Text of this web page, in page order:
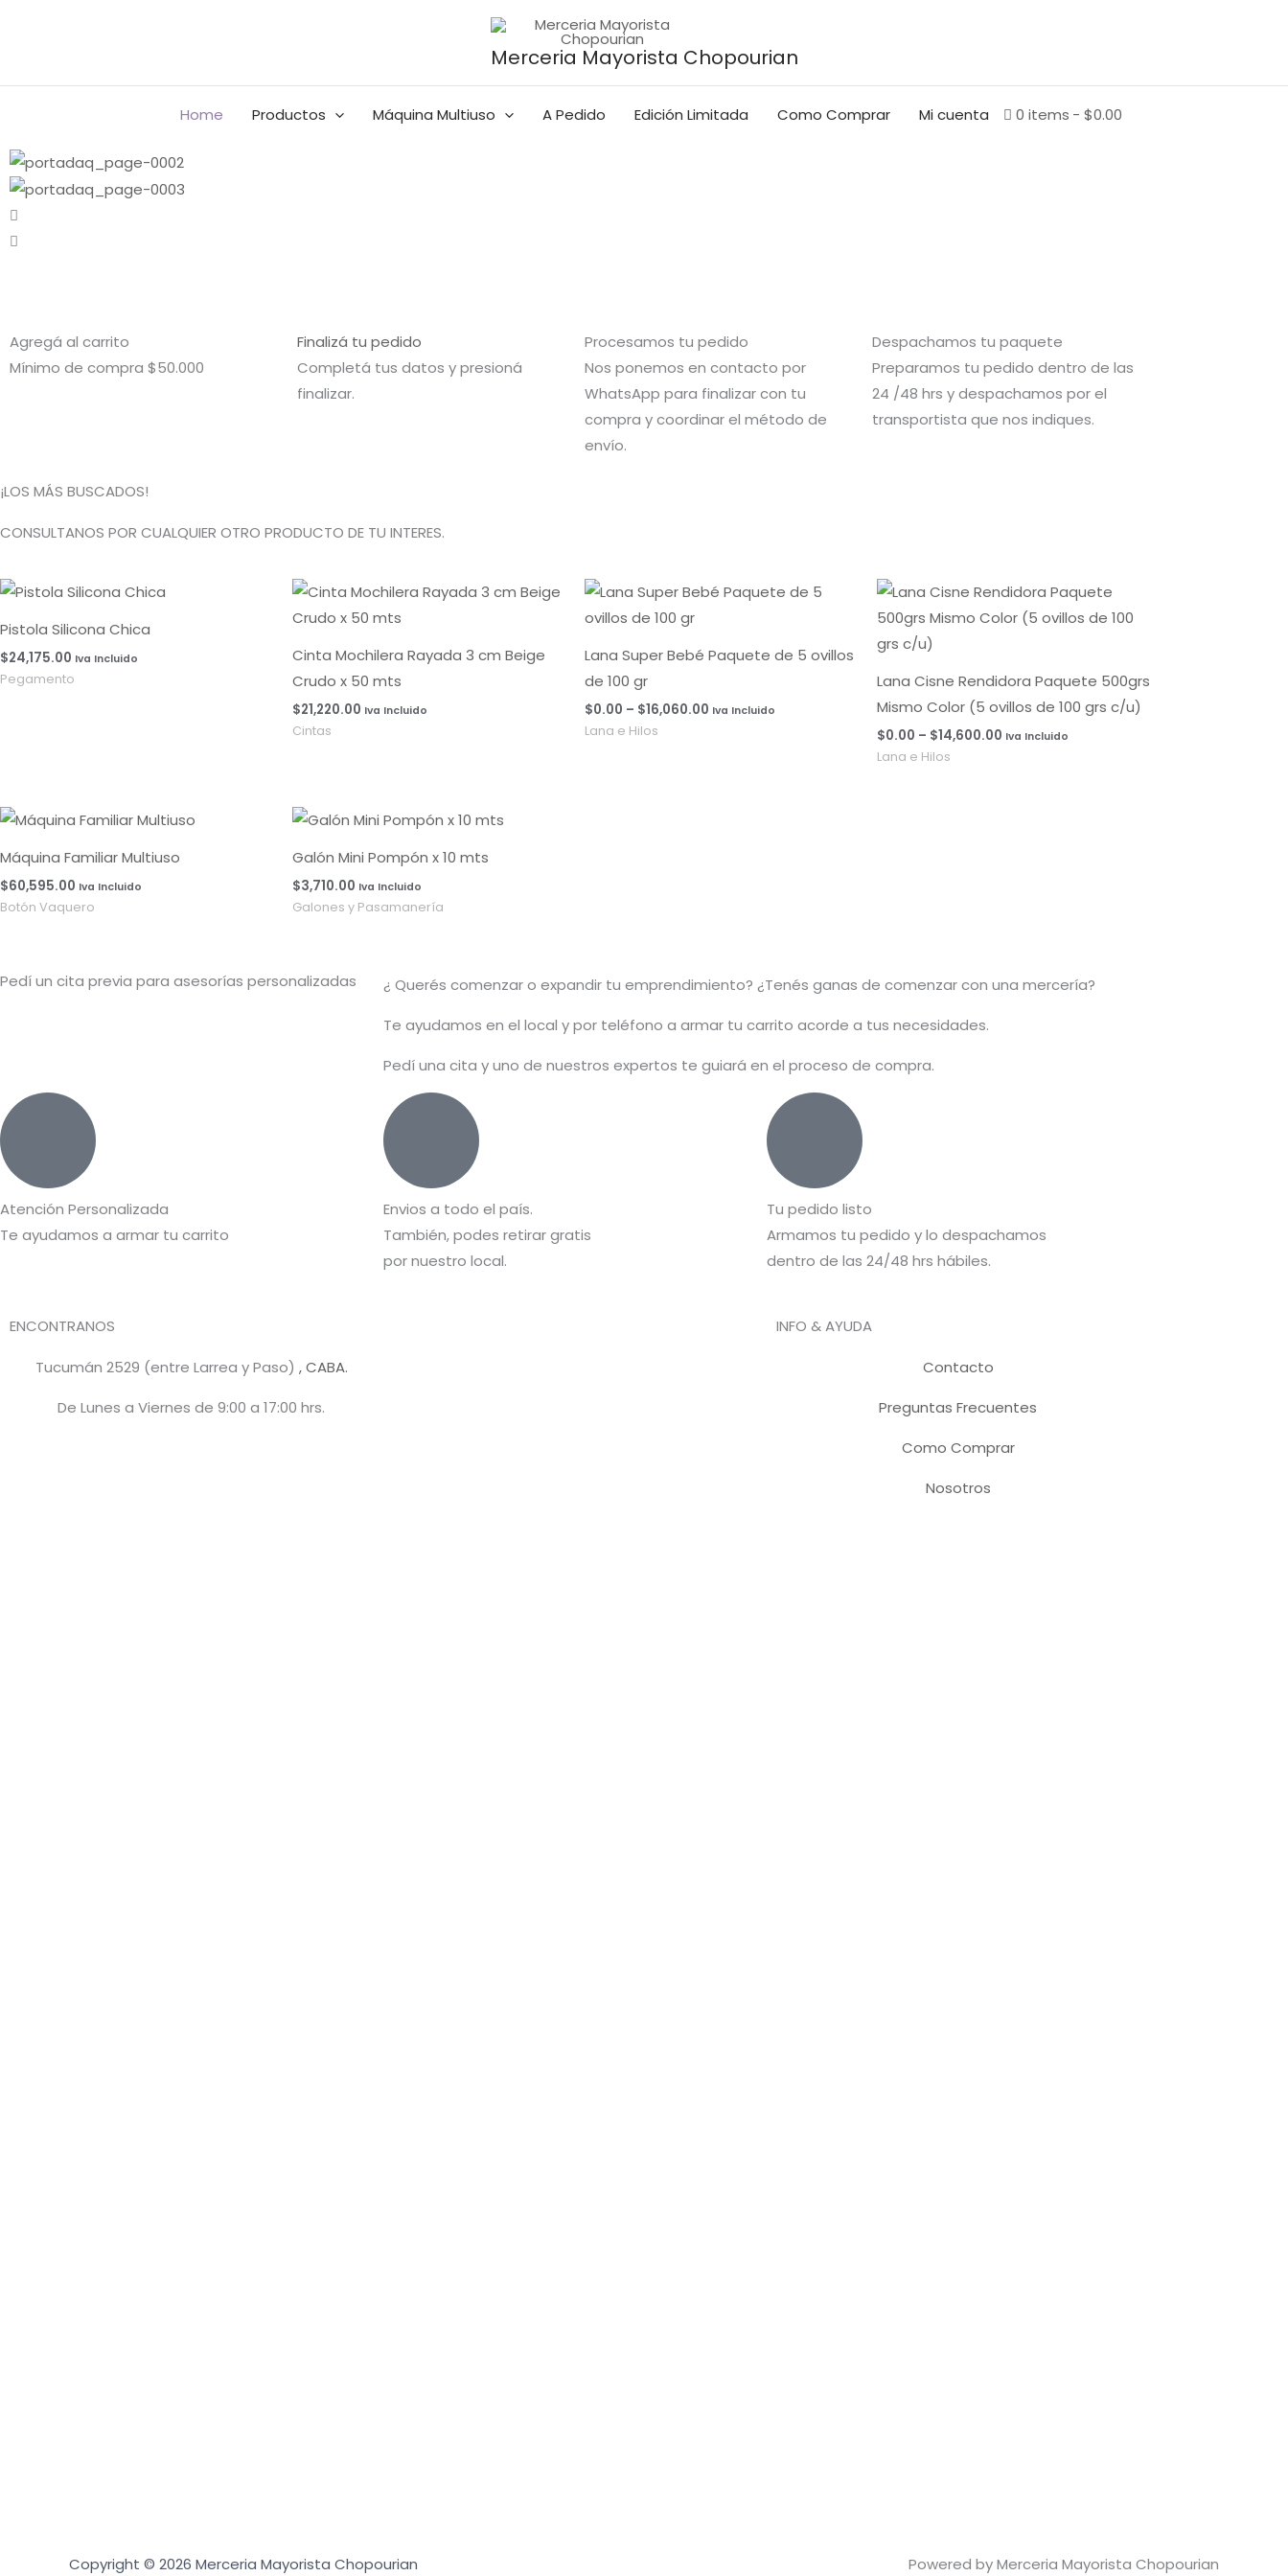
Merceria Mayorista Chopourian
Home Productos Máquina Multiuso A Pedido Edición Limitada Como Comprar Mi cuenta 0 items $0.00
Agregá al carrito
Mínimo de compra $50.000
Finalizá tu pedido
Completá tus datos y presioná
finalizar.
Procesamos tu pedido
Nos ponemos en contacto por
WhatsApp para finalizar con tu
compra y coordinar el método de
envío.
Despachamos tu paquete
Preparamos tu pedido dentro de las
24 /48 hrs y despachamos por el
transportista que nos indiques.
¡LOS MÁS BUSCADOS!
CONSULTANOS POR CUALQUIER OTRO PRODUCTO DE TU INTERES.
Pistola Silicona Chica
$24,175.00 Iva Incluido
Pegamento
Cinta Mochilera Rayada 3 cm Beige
Crudo x 50 mts
$21,220.00 Iva Incluido
Cintas
Lana Super Bebé Paquete de 5 ovillos
de 100 gr
$0.00 – $16,060.00
Rango
de
$0.00
hasta
Iva Incluido
Lana e Hilos
Lana Cisne Rendidora Paquete 500grs
Mismo Color (5 ovillos de 100 grs c/u)
$0.00 – $14,600.00
Rango
de
precios:
$14,600.00
Iva Incluido
Lana e Hilos
Máquina Familiar Multiuso
$60,595.00 Iva Incluido
Botón Vaquero
Galón Mini Pompón x 10 mts
$3,710.00 Iva Incluido
Galones y Pasamanería
Pedí un cita previa para asesorías personalizadas ¿ Querés comenzar o expandirtu emprendimiento? ¿Tenés ganas de comenzar con una mercería?
Te ayudamos en el local y por teléfono a armar tu carrito acorde a tus necesidades.
Pedí una cita y uno de nuestros expertos te guiará en el proceso de compra.
Atención Personalizada
Te ayudamos a armar tu carrito
Envios a todo el país.
También, podes retirar gratis
por nuestro local.
Tu pedido listo
Armamos tu pedido y lo despachamos
dentro de las 24/48 hrs hábiles.
ENCONTRANOS
Tucumán 2529 (entre Larrea y Paso) , CABA.
De Lunes a Viernes de 9:00 a 17:00 hrs.
INFO & AYUDA
Contacto
Preguntas Frecuentes
Como Comprar
Nosotros
Copyright © 2026 Merceria Mayorista Chopourian Powered by Merceria Mayorista Chopourian